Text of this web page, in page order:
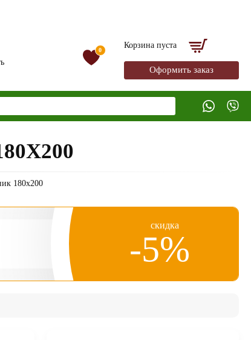
0
Корзина пуста
Оформить заказ
180х200
скидка
-5%